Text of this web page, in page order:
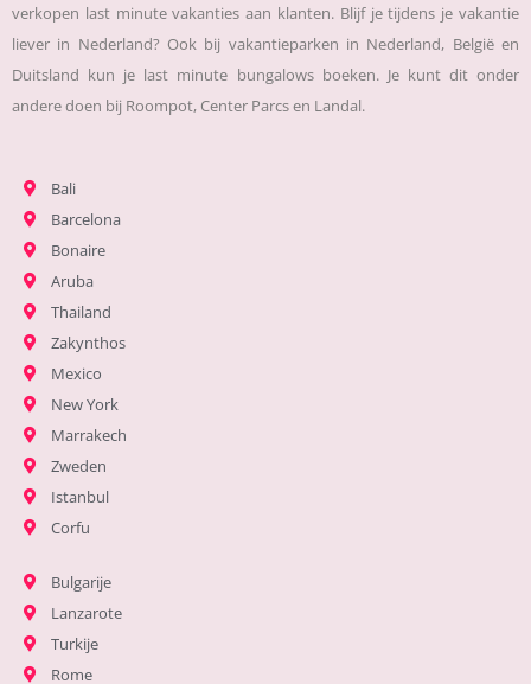
verkopen last minute vakanties aan klanten. Blijf je tijdens je vakantie
liever in Nederland? Ook bij vakantieparken in Nederland, België en
Duitsland kun je last minute bungalows boeken. Je kunt dit onder
andere doen bij Roompot, Center Parcs en Landal.
Bali
Barcelona
Bonaire
Aruba
Thailand
Zakynthos
Mexico
New York
Marrakech
Zweden
Istanbul
Corfu
Bulgarije
Lanzarote
Turkije
Rome